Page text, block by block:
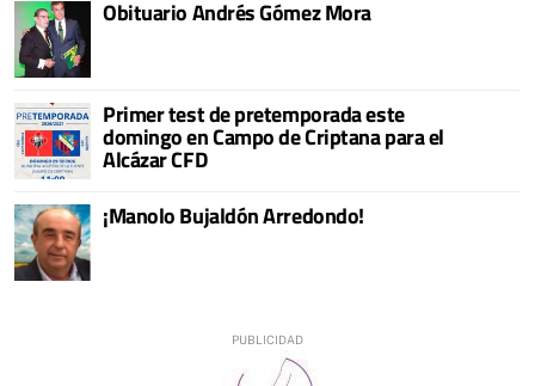
Obituario Andrés Gómez Mora
Primer test de pretemporada este
domingo en Campo de Criptana para el
Alcázar CFD
¡Manolo Bujaldón Arredondo!